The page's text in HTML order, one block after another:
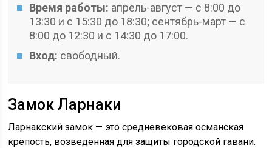
Время работы: апрель-август — с 8:00 до
13:30 и с 15:30 до 18:30; сентябрь-март — с
8:00 до 12:30 и с 14:30 до 17:00.
Вход: свободный.
Замок Ларнаки
Ларнакский замок — это средневековая османская
крепость, возведенная для защиты городской гавани.